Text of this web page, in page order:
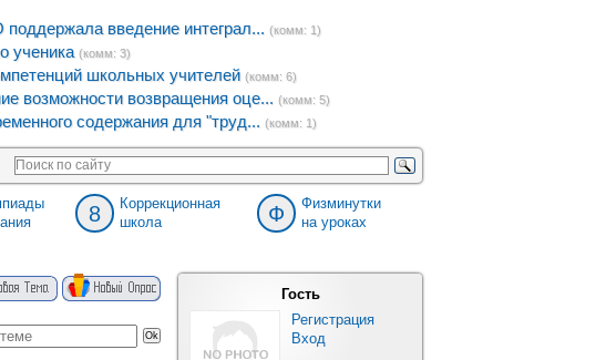
поддержала введение интеграл... (комм: 1)
ученика (комм: 3)
школьных учителей (комм: 6)
возможности возвращения оце... (комм: 5)
содержания для "труд... (комм: 1)
8
Коррекционная
школа
Ф
Физминутки
на уроках
Гость
Регистрация
Вход